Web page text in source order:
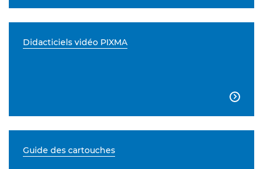
Didacticiels vidéo PIXMA

Guide des cartouches